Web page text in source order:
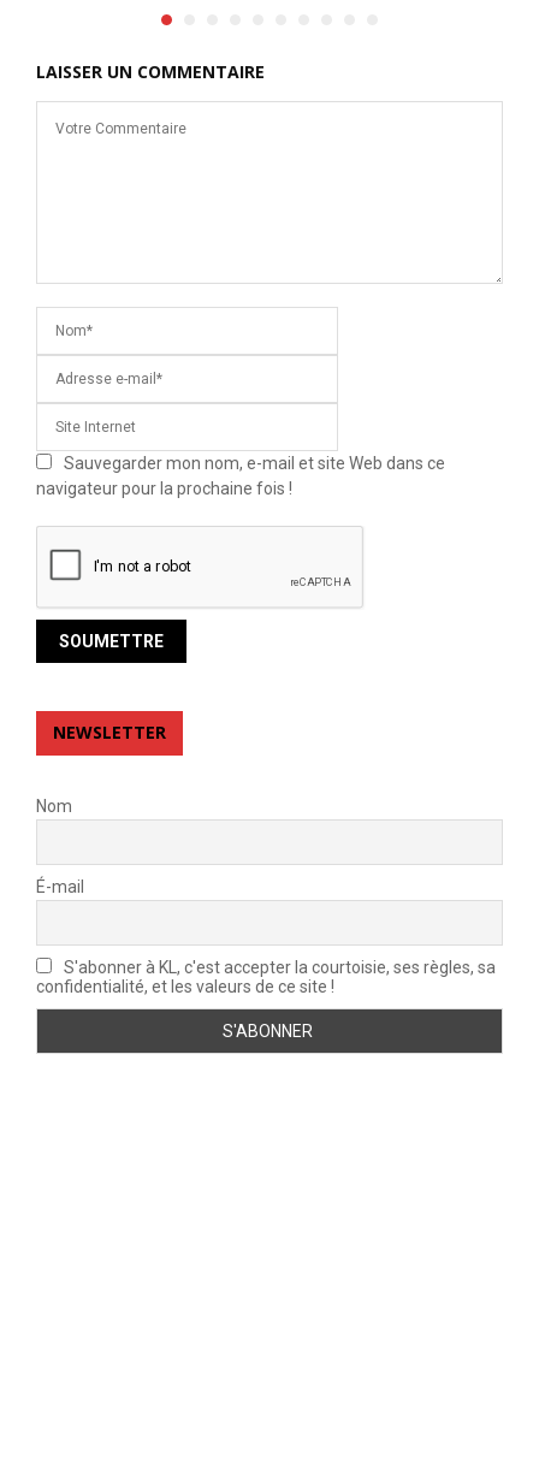
LAISSER UN COMMENTAIRE
Sauvegarder mon nom, e-mail et site Web dans ce
navigateur pour la prochaine fois !
NEWSLETTER
Nom
É-mail
S'abonner à KL, c'est accepter la courtoisie, ses règles, sa
confidentialité, et les valeurs de ce site !